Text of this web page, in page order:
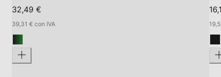
32,49 €
39,31 € con IVA